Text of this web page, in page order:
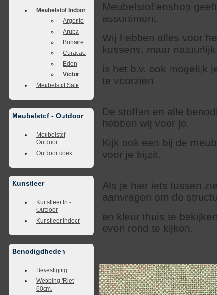
Meubelstof Indoor
Argento
Aruba
Bonaire
Curacao
Eden
Victor
Meubelstof Sale
Meubelstof - Outdoor
Meubelstof
Outdoor
Outdoor doek
Kunstleer
Kunstleer In -
Outdoor
Kunstleer Indoor
Benodigdheden
Bevestiging
Webbing /Riet
60cm.
Meubelstoffenshop
assortiment.
Wij hebben alles voor
kussens, maar
is het b.v. ook mogelijk
te voorzien.
De stoffen en alle
hebben wij voor je.
Kijk ook een bij de
voor je bijzit.
Als je hier iets tussen
aanvragen om de
en kleur thuis te
even rond te kijken.